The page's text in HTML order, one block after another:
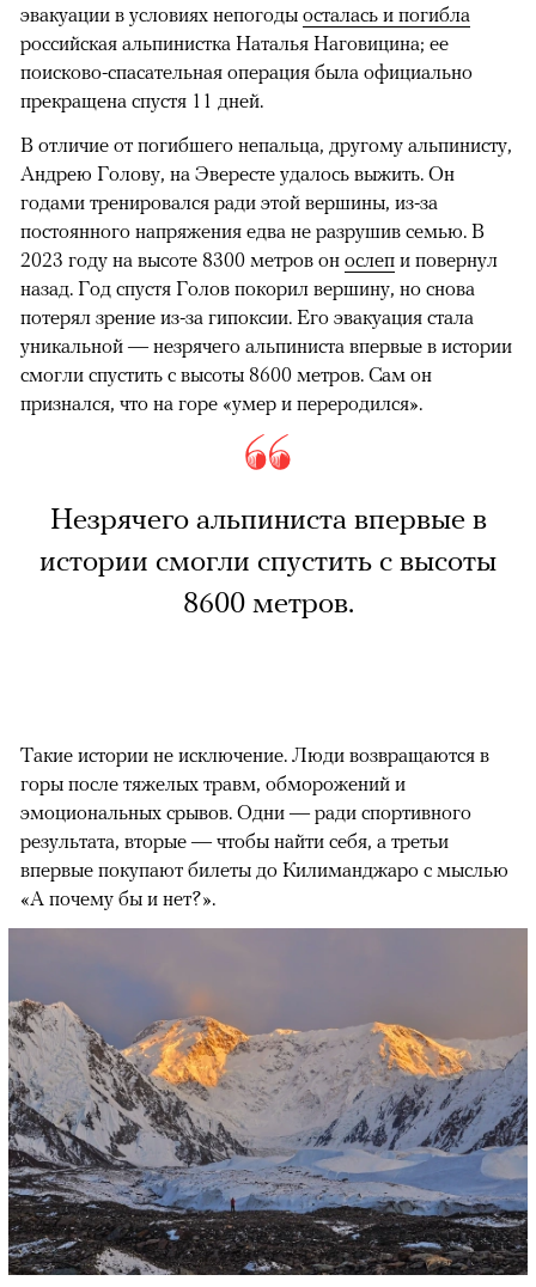
эвакуации в условиях непогоды осталась и погибла
российская альпинистка Наталья Наговицина; ее
поисково-спасательная операция была официально
прекращена спустя 11 дней.
В отличие от погибшего непальца, другому альпинисту,
Андрею Голову, на Эвересте удалось выжить. Он
годами тренировался ради этой вершины, из-за
постоянного напряжения едва не разрушив семью. В
2023 году на высоте 8300 метров он ослеп и повернул
назад. Год спустя Голов покорил вершину, но снова
потерял зрение из-за гипоксии. Его эвакуация стала
уникальной — незрячего альпиниста впервые в истории
смогли спустить с высоты 8600 метров. Сам он
признался, что на горе «умер и переродился».
Незрячего альпиниста впервые в
истории смогли спустить с высоты
8600 метров.
Такие истории не исключение. Люди возвращаются в
горы после тяжелых травм, обморожений и
эмоциональных срывов. Одни — ради спортивного
результата, вторые — чтобы найти себя, а третьи
впервые покупают билеты до Килиманджаро с мыслью
«А почему бы и нет?».